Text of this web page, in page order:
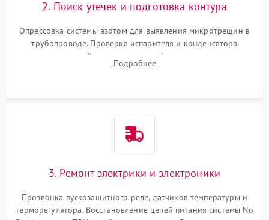
2. Поиск утечек и подготовка контура
Опрессовка системы азотом для выявления микротрещин в
трубопроводе. Проверка испарителя и конденсатора
течеискателем. Демонтаж старого фильтра-осушителя и
продувка капиллярной трубки для устранения засоров.
Подробнее
3. Ремонт электрики и электроники
Прозвонка пускозащитного реле, датчиков температуры и
терморегулятора. Восстановление цепей питания системы No